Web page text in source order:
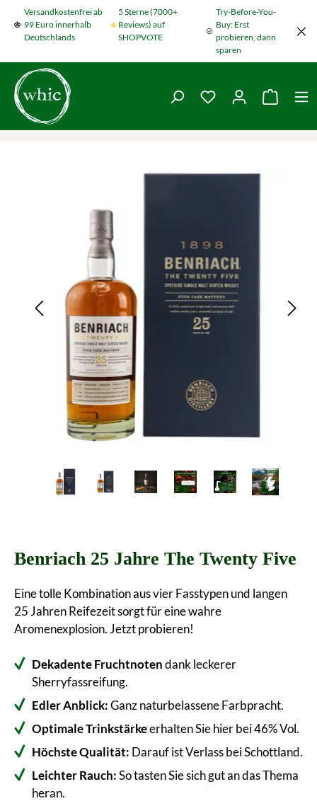
Zum Hauptinhalt springen
Versandkostenfrei ab
99 Euro innerhalb
Deutschlands
5 Sterne (7000+
Reviews) auf
SHOPVOTE
Try-Before-You-
Buy: Erst
probieren, dann
sparen
Du hast 0
Bildergalerie überspringen
Benriach 25 Jahre The Twenty Five
Eine tolle Kombination aus vier Fasstypen und langen
25 Jahren Reifezeit sorgt für eine wahre
Aromenexplosion. Jetzt probieren!
Dekadente Fruchtnotendank leckerer
Sherryfassreifung.
Edler Anblick:Ganz naturbelassene Farbpracht.
Optimale Trinkstärkeerhalten Sie hier bei 46% Vol.
Höchste Qualität: Darauf ist Verlass bei Schottland.
Leichter Rauch:So tasten Sie sich gut an das Thema
heran.